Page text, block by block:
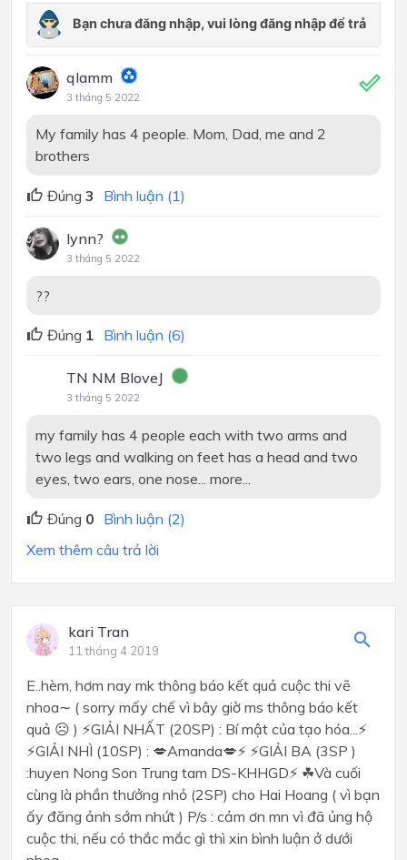
qlamm
3 tháng 5 2022
My family has 4 people. Mom, Dad, me and 2
brothers
Đúng 3 Bình luận (1)
lynn?
3 tháng 5 2022
??
Đúng 1 Bình luận (6)
TN NM BloveJ
3 tháng 5 2022
my family has 4 people each with two arms and
two legs and walking on feet has a head and two
eyes, two ears, one nose... more...
Đúng 0 Bình luận (2)
Xem thêm câu trả lời
kari Tran
11 tháng 4 2019
E..hèm, hơm nay mk thông báo kết quả cuộc thi vẽ
nhoa∼ ( sorry mấy chế vì bây giờ ms thông báo kết
quả ☹ ) ⚡GIẢI NHẤT (20SP) : Bí mật của tạo hóa...⚡
⚡GIẢI NHÌ (10SP) : 💋Amanda💋⚡ ⚡GIẢI BA (3SP )
:huyen Nong Son Trung tam DS-KHHGD⚡ ☘Và cuối
cùng là phần thưởng nhỏ (2SP) cho Hai Hoang ( vì bạn
ấy đăng ảnh sớm nhứt ) P/s : cảm ơn mn vì đã ủng hộ
cuộc thi, nếu có thắc mắc gì thì xin bình luận ở dưới